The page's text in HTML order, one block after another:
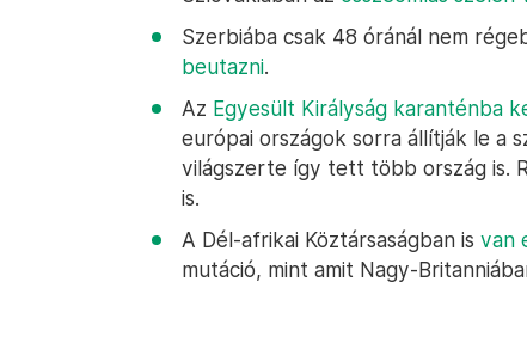
Szerbiába csak 48 óránál nem
beutazni.
Az Egyesült Királyság karanténba
európai országok sorra állítják le a
világszerte így tett több ország is.
is.
A Dél-afrikai Köztársaságban is van
mutáció, mint amit Nagy-